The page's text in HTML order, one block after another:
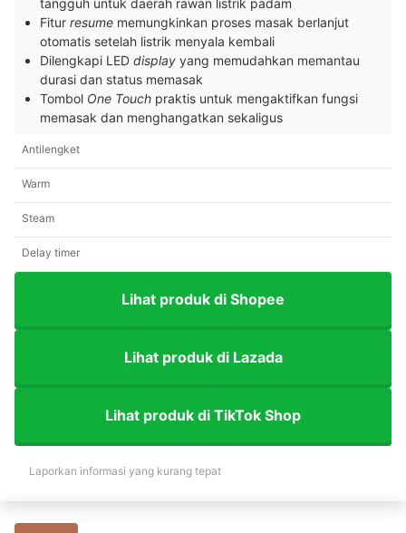
tangguh untuk daerah rawan listrik padam
Fitur resume memungkinkan proses masak berlanjut
otomatis setelah listrik menyala kembali
Dilengkapi LED display yang memudahkan memantau
durasi dan status memasak
Tombol One Touch praktis untuk mengaktifkan fungsi
memasak dan menghangatkan sekaligus
Antilengket
Warm
Steam
Delay timer
Lihat produk di Shopee
Lihat produk di Lazada
Lihat produk di TikTok Shop
Laporkan informasi yang kurang tepat